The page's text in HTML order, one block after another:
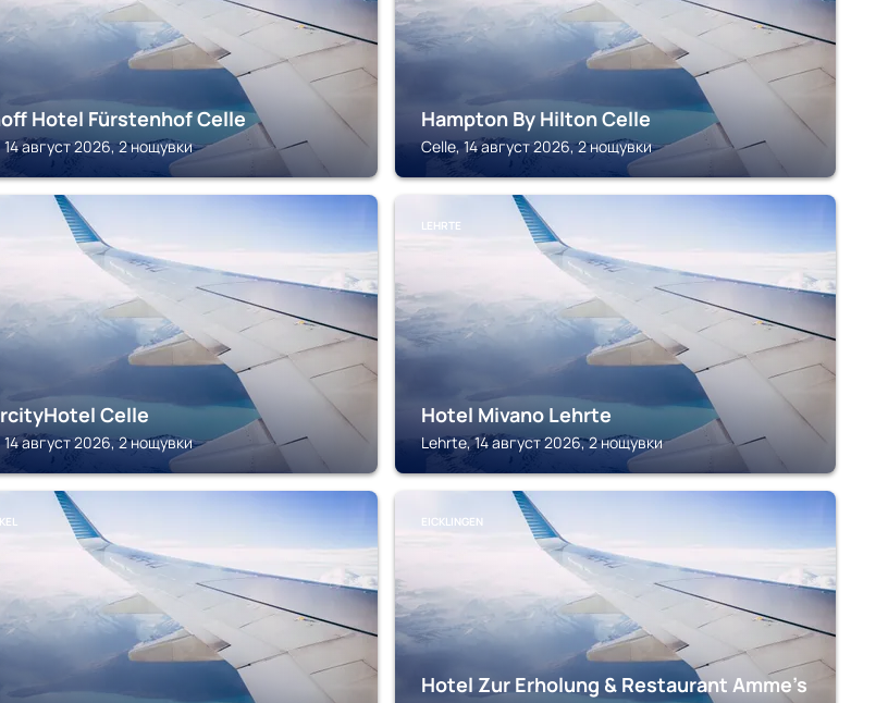
Hotel Fürstenhof Celle
14 август 2026, 2 нощувки
Hampton By Hilton Celle
Celle, 14 август 2026, 2 нощувки
Celle
14 август 2026, 2 нощувки
LEHRTE
Hotel Mivano Lehrte
Lehrte, 14 август 2026, 2 нощувки
EICKLINGEN
Hotel Zur Erholung & Restaurant Amme's